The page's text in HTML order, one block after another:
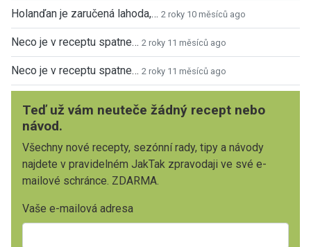
Holanďan je zaručená lahoda,… 2 roky 10 měsíců ago
Neco je v receptu spatne… 2 roky 11 měsíců ago
Neco je v receptu spatne… 2 roky 11 měsíců ago
Teď už vám neuteče žádný recept nebo
návod.
Všechny nové recepty, sezónní rady, tipy a návody
najdete v pravidelném JakTak zpravodaji ve své e-
mailové schránce. ZDARMA.
Vaše e-mailová adresa